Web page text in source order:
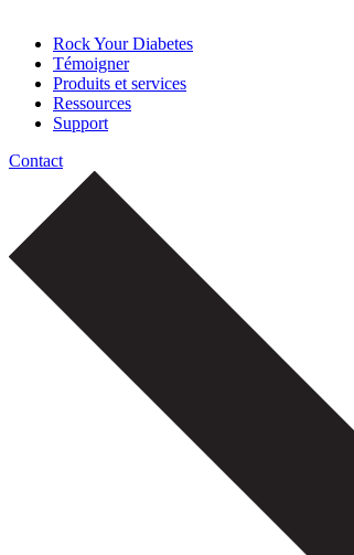
Rock Your Diabetes
Témoigner
Produits et services
Ressources
Support
Contact